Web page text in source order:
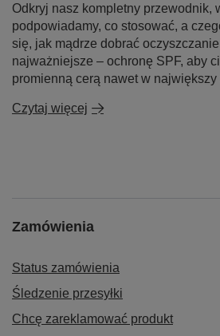
Odkryj nasz kompletny przewodnik,
podpowiadamy, co stosować, a
się, jak mądrze dobrać
najważniejsze – ochronę SPF, aby
promienną cerą nawet w największy
Czytaj więcej
Zamówienia
Status zamówienia
Śledzenie przesyłki
Chcę zareklamować produkt